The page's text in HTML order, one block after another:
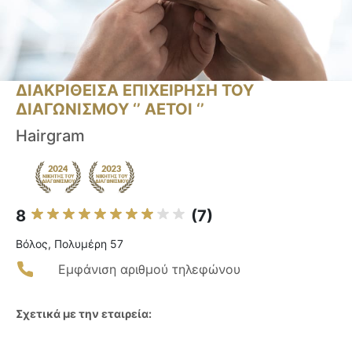
ΔΙΑΚΡΙΘΕΙΣΑ ΕΠΙΧΕΙΡΗΣΗ ΤΟΥ
ΔΙΑΓΩΝΙΣΜΟΥ ‘’ ΑΕΤΟΙ ‘’
Hairgram
8 (7)
Βόλος, Πολυμέρη 57
Εμφάνιση αριθμού τηλεφώνου
Σχετικά με την εταιρεία: